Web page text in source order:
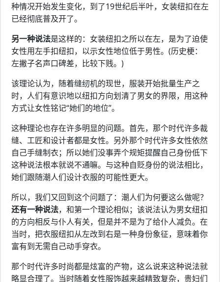
种情况开始发生变化，到了19世纪后半叶，女装纽扣在左
已经彻底普及开了。
另一种说法是这样的：女装纽扣之所以在左，是为了迫使
女性用左手扣纽扣，以示女性地位低于男性。(历史梗：
左撇子名声口碑差，比较下贱。)
该理论认为，随着缝纫机的现世，服装开始批量生产之
时，人们有意识地以纽扣方向划清了男女的界限，用这种
方式让女性铭记“她们的地位”。
这种理论也存在许多明显的问题。首先，那个时代许多裁
缝、工匠和设计者都是女性。另外那个时代许多女性依然
自己手缝制衣；所以她们没事弄个规矩提醒自己身份低下
这种说法根本就说不通嘛。与这种自贬身份的说法相比，
她们跟随潮人们设计衣服的可能性更大。
所以，我们又回到这个问题了：潮人们为何要这么做呢？
还有一种说法，和第一个理论相似；该说法认为男女纽扣
的方向相反与仆人有关，但是并不是为了给仆人减负。在
当时，把衣服纽扣从左改到右是一种身份象征，意味着你
富有到无需自己动手穿衣。
那个时代许多时尚都是炫富的产物，这么说来这种说法就
略显合理了。当时随着女性服饰越来越精致复杂，贵妇们